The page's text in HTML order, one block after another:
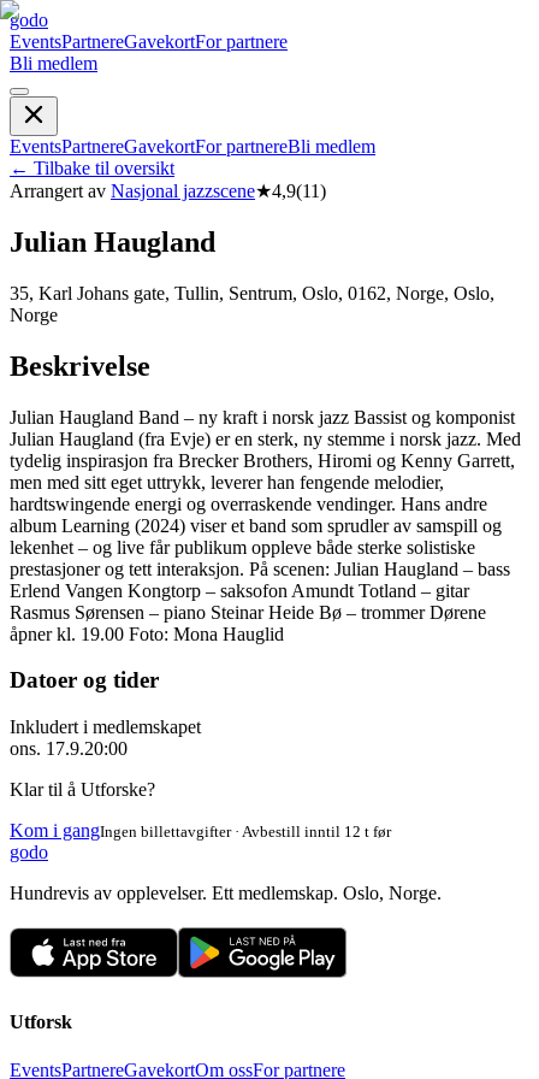
godo
EventsPartnereGavekortFor partnere
Bli medlem
EventsPartnereGavekortFor partnereBli medlem
← Tilbake til oversikt
Arrangert av Nasjonal jazzscene★4,9(11)
Julian Haugland
35, Karl Johans gate, Tullin, Sentrum, Oslo, 0162, Norge, Oslo,
Norge
Beskrivelse
Julian Haugland Band – ny kraft i norsk jazz Bassist og komponist
Julian Haugland (fra Evje) er en sterk, ny stemme i norsk jazz. Med
tydelig inspirasjon fra Brecker Brothers, Hiromi og Kenny Garrett,
men med sitt eget uttrykk, leverer han fengende melodier,
hardtswingende energi og overraskende vendinger. Hans andre
album Learning (2024) viser et band som sprudler av samspill og
lekenhet – og live får publikum oppleve både sterke solistiske
prestasjoner og tett interaksjon. På scenen: Julian Haugland – bass
Erlend Vangen Kongtorp – saksofon Amundt Totland – gitar
Rasmus Sørensen – piano Steinar Heide Bø – trommer Dørene
åpner kl. 19.00 Foto: Mona Hauglid
Datoer og tider
Inkludert i medlemskapet
ons. 17.9.20:00
Klar til å Utforske?
Kom i gangIngen billettavgifter · Avbestill inntil 12 t før
godo
Hundrevis av opplevelser. Ett medlemskap. Oslo, Norge.
Utforsk
EventsPartnereGavekortOm ossFor partnere